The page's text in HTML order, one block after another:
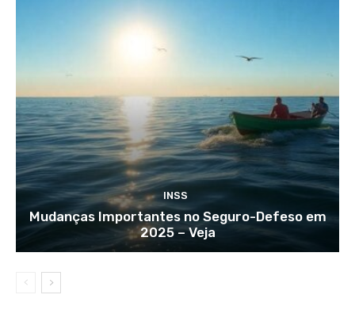
INSS
Mudanças Importantes no Seguro-Defeso em
2025 – Veja